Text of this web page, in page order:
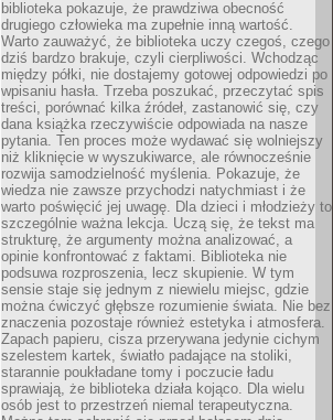
biblioteka pokazuje, że prawdziwa obecność
drugiego człowieka ma zupełnie inną wartość.
Warto zauważyć, że biblioteka uczy czegoś, czego
dziś bardzo brakuje, czyli cierpliwości. Wchodząc
między półki, nie dostajemy gotowej odpowiedzi po
wpisaniu hasła. Trzeba poszukać, przeczytać spis
treści, porównać kilka źródeł, zastanowić się, czy
dana książka rzeczywiście odpowiada na nasze
pytania. Ten proces może wydawać się wolniejszy
niż kliknięcie w wyszukiwarce, ale równocześnie
rozwija samodzielność myślenia. Pokazuje, że
wiedza nie zawsze przychodzi natychmiast i że
warto poświęcić jej uwagę. Dla dzieci i młodzieży to
szczególnie ważna lekcja. Uczą się, że tekst ma
strukturę, że argumenty można analizować, a
opinie konfrontować z faktami. Biblioteka nie
podsuwa rozproszenia, lecz skupienie. W tym
sensie staje się jednym z niewielu miejsc, gdzie
można ćwiczyć głębsze rozumienie świata. Nie bez
znaczenia pozostaje również estetyka i atmosfera.
Zapach papieru, cisza przerywana jedynie cichym
szelestem kartek, światło padające na stoliki,
starannie poukładane tomy i poczucie ładu
sprawiają, że biblioteka działa kojąco. Dla wielu
osób jest to przestrzeń niemal terapeutyczna.